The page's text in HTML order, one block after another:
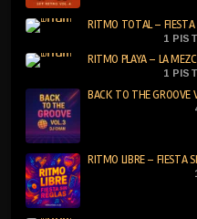
RITMO TOTAL – FIESTA
1
RITMO PLAYA – LA
1
BACK TO THE GROOVE
RITMO LIBRE – FIESTA